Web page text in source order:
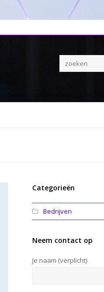
Categorieën
Bedrijven
Neem contact op
Je naam (verplicht)